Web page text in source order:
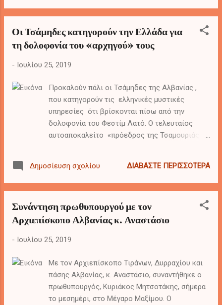
παντρεύτηκε.
Οι Τσάμηδες κατηγορούν την Ελλάδα για
τη δολοφονία του «αρχηγού» τους
- Ιουλίου 25, 2019
Προκαλούν πάλι οι Τσάμηδες της Αλβανίας ,
που κατηγορούν τις ελληνικές μυστικές
υπηρεσίες ότι βρίσκονται πίσω από την
δολοφονία του Φεστίμ Λατό. Ο τελευταίος
αυτοαποκαλείτο «πρόεδρος της Τσαμουριάς»
κατηγορούν τις ελληνικές μυστικές υπηρεσίες
πως ήταν αυτές που έδωσαν την εντολή της
Δημοσίευση σχολίου ΔΙΑΒΆΣΤΕ ΠΕΡΙΣΣΌΤΕΡΑ
Συνάντηση πρωθυπουργού με τον
Αρχιεπίσκοπο Αλβανίας κ. Αναστάσιο
- Ιουλίου 25, 2019
Με τον Αρχιεπίσκοπο Τιράνων, Δυρραχίου και
πάσης Αλβανίας, κ. Αναστάσιο, συναντήθηκε ο
πρωθυπουργός, Κυριάκος Μητσοτάκης, σήμερα
το μεσημέρι, στο Μέγαρο Μαξίμου. Ο